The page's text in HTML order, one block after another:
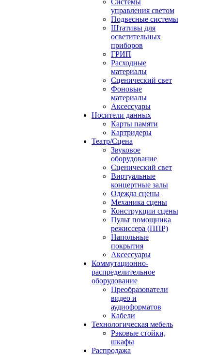
Системы
управления светом
Подвесные системы
Штативы для
осветительных
приборов
ГРИП
Расходные
материалы
Сценический свет
Фоновые
материалы
Аксессуары
Носители данных
Карты памяти
Картридеры
Театр/Сцена
Звуковое
оборудование
Сценический свет
Виртуальные
концертные залы
Одежда сцены
Механика сцены
Конструкции сцены
Пульт помощника
режиссера (ППР)
Напольные
покрытия
Аксессуары
Коммутационно-
распределительное
оборудование
Преобразователи
видео и
аудиоформатов
Кабели
Технологическая мебель
Рэковые стойки,
шкафы
Распродажа